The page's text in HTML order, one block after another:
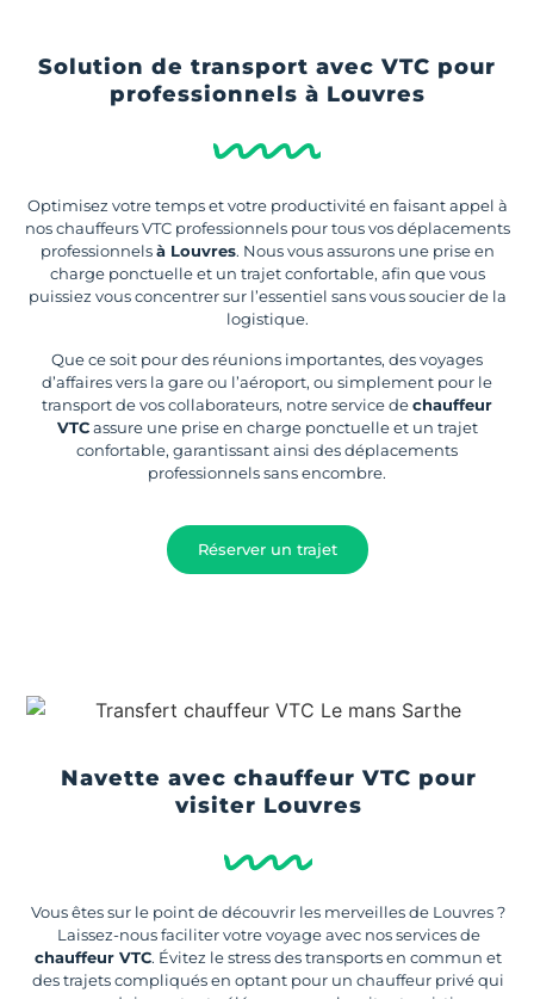
Solution de transport avec VTC pour
professionnels à Louvres
Optimisez votre temps et votre productivité en faisant appel à
nos chauffeurs VTC professionnels pour tous vos déplacements
professionnelsà Louvres. Nous vous assurons une prise en
charge ponctuelle et un trajet confortable, afin que vous
puissiez vous concentrer sur l’essentiel sans vous soucier de la
logistique.
Que ce soit pour des réunions importantes, des voyages
d’affaires vers la gare ou l’aéroport, ou simplement pour le
transport de vos collaborateurs, notre service dechauffeur
VTCassure une prise en charge ponctuelle et un trajet
confortable, garantissant ainsi des déplacements
professionnels sans encombre.
Réserver un trajet
Navette avec chauffeur VTC pour
visiter Louvres
Vous êtes sur le point de découvrir les merveilles de Louvres ?
Laissez-nous faciliter votre voyage avec nos services de
chauffeur VTC. Évitez le stress des transports en commun et
des trajets compliqués en optant pour un chauffeur privé qui